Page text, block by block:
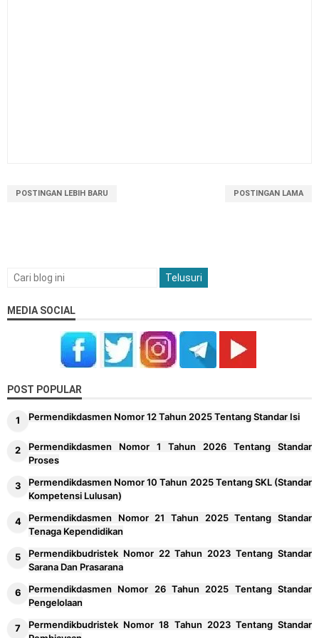
POSTINGAN LEBIH BARU POSTINGAN LAMA
MEDIA SOCIAL
POST POPULAR
Permendikdasmen Nomor 12 Tahun 2025 Tentang Standar Isi
Permendikdasmen Nomor 1 Tahun 2026 Tentang Standar
Proses
Permendikdasmen Nomor 10 Tahun 2025 Tentang SKL (Standar
Kompetensi Lulusan)
Permendikdasmen Nomor 21 Tahun 2025 Tentang Standar
Tenaga Kependidikan
Permendikbudristek Nomor 22 Tahun 2023 Tentang Standar
Sarana Dan Prasarana
Permendikdasmen Nomor 26 Tahun 2025 Tentang Standar
Pengelolaan
Permendikbudristek Nomor 18 Tahun 2023 Tentang Standar